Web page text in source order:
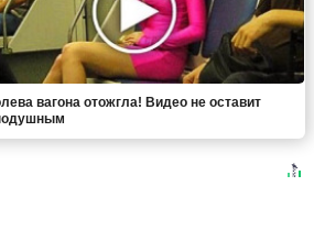
вагона отожгла! Видео не оставит